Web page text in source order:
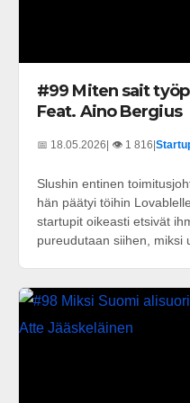
#99 Miten sait
Feat. Aino Bergius
📅 18.05.2026 | 👁️ 1 816
Slushin entinen
hän päätyi töihin
startupit oikeasti etsivät
pureudutaan siihen, miksi